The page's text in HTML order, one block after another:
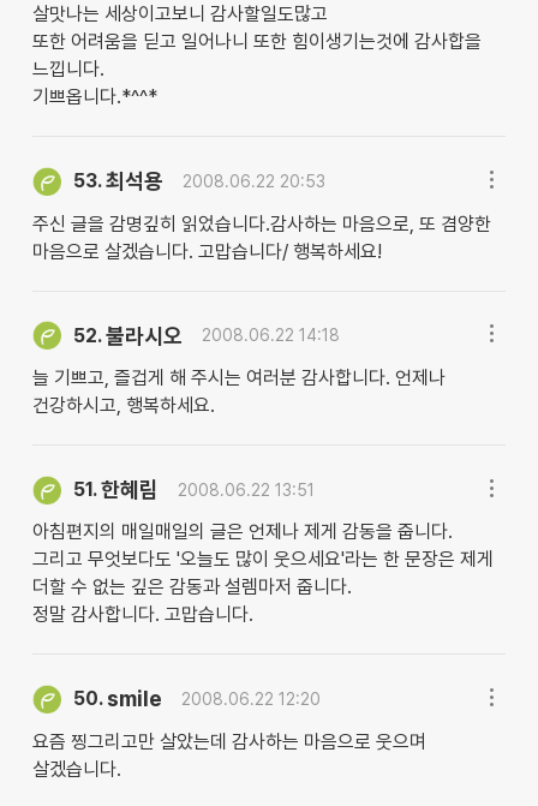
살맛나는 세상이고보니 감사할일도많고
또한 어려움을 딛고 일어나니 또한 힘이생기는것에 감사합을
느낍니다.
기쁘옵니다.*^^*
53.최석용 2008.06.22 20:53
주신 글을 감명깊히 읽었습니다.감사하는 마음으로, 또 겸양한
마음으로 살겠습니다. 고맙습니다/ 행복하세요!
52.불라시오 2008.06.22 14:18
늘 기쁘고, 즐겁게 해 주시는 여러분 감사합니다. 언제나
건강하시고, 행복하세요.
51.한혜림 2008.06.22 13:51
아침편지의 매일매일의 글은 언제나 제게 감동을 줍니다.
그리고 무엇보다도 '오늘도 많이 웃으세요'라는 한 문장은 제게
더할 수 없는 깊은 감동과 설렘마저 줍니다.
정말 감사합니다. 고맙습니다.
50. smile 2008.06.22 12:20
요즘 찡그리고만 살았는데 감사하는 마음으로 웃으며
살겠습니다.